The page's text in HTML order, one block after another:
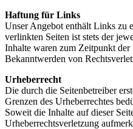
Haftung für Links
Unser Angebot enthält Links zu
verlinkten Seiten ist stets der
Inhalte waren zum Zeitpunkt
Bekanntwerden von
Urheberrecht
Die durch die Seitenbetreiber
Grenzen des Urheberrechtes
Soweit die Inhalte auf dieser
Urheberrechtsverletzung